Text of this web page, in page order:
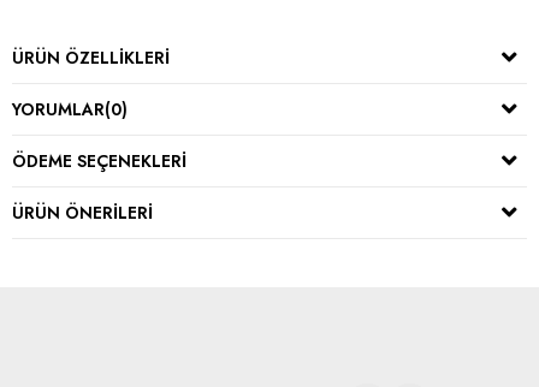
ÜRÜN ÖZELLIKLERI
YORUMLAR(0)
ÖDEME SEÇENEKLERI
ÜRÜN ÖNERILERI